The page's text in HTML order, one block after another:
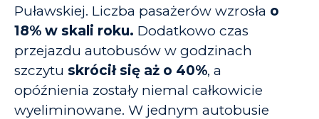
Puławskiej. Liczba pasażerów wzrosła o
18% w skali roku. Dodatkowo czas
przejazdu autobusów w godzinach
szczytu skrócił się aż o 40%, a
opóźnienia zostały niemal całkowicie
wyeliminowane. W jednym autobusie